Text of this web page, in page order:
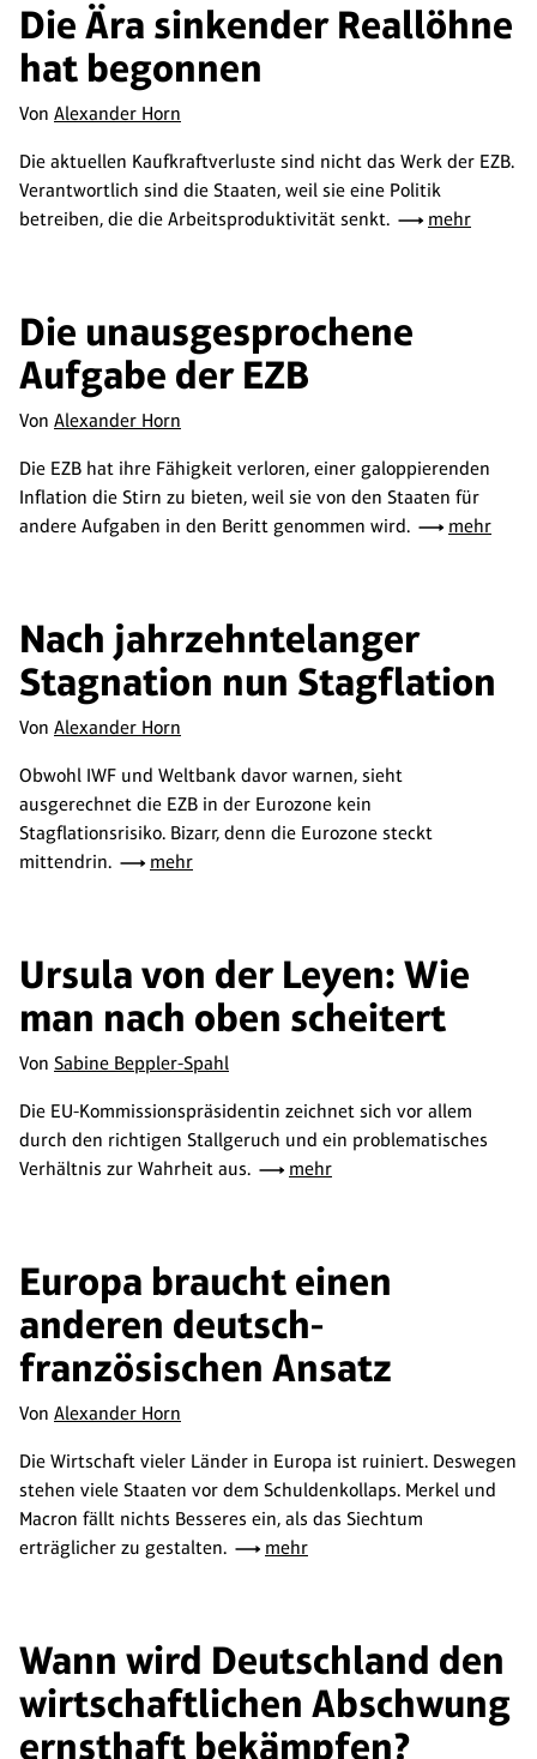
Die Ära sinkender Reallöhne
hat begonnen
Von Alexander Horn
Die aktuellen Kaufkraftverluste sind nicht das Werk der EZB.
Verantwortlich sind die Staaten, weil sie eine Politik
betreiben, die die Arbeitsproduktivität senkt.
mehr
Die unausgesprochene
Aufgabe der EZB
Von Alexander Horn
Die EZB hat ihre Fähigkeit verloren, einer galoppierenden
Inflation die Stirn zu bieten, weil sie von den Staaten für
andere Aufgaben in den Beritt genommen wird.
mehr
Nach jahrzehntelanger
Stagnation nun Stagflation
Von Alexander Horn
Obwohl IWF und Weltbank davor warnen, sieht
ausgerechnet die EZB in der Eurozone kein
Stagflationsrisiko. Bizarr, denn die Eurozone steckt
mittendrin.
mehr
Ursula von der Leyen: Wie
man nach oben scheitert
Von Sabine Beppler-Spahl
Die EU-Kommissionspräsidentin zeichnet sich vor allem
durch den richtigen Stallgeruch und ein problematisches
Verhältnis zur Wahrheit aus.
mehr
Europa braucht einen
anderen deutsch-
französischen Ansatz
Von Alexander Horn
Die Wirtschaft vieler Länder in Europa ist ruiniert. Deswegen
stehen viele Staaten vor dem Schuldenkollaps. Merkel und
Macron fällt nichts Besseres ein, als das Siechtum
erträglicher zu gestalten.
mehr
Wann wird Deutschland den
wirtschaftlichen Abschwung
ernsthaft bekämpfen?